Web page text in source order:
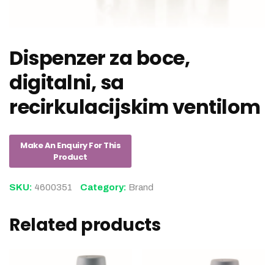
Dispenzer za boce,
digitalni, sa
recirkulacijskim ventilom
SKU: 4600351 Category: Brand
Related products